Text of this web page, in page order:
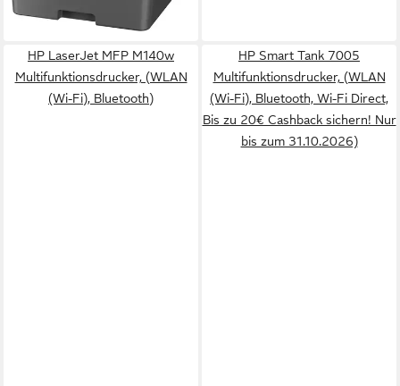
lieferbar - in 3-4 Werktagen bei dir
HP LaserJet MFP M140w
Multifunktionsdrucker, (WLAN
(Wi-Fi), Bluetooth)
HP Smart Tank 7005
Multifunktionsdrucker, (WLAN
(Wi-Fi), Bluetooth, Wi-Fi Direct,
Bis zu 20€ Cashback sichern! Nur
bis zum 31.10.2026)